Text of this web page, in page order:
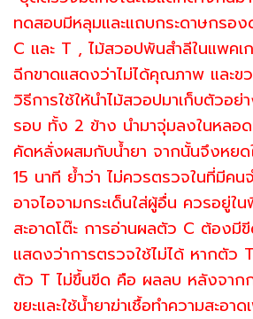
ทดสอบมีหลุมและแถบกระดาษกรอ
C และ T , ไม้สวอปพันสำลีในแพค
ฉีกขาดแสดงว่าไม่ได้คุณภาพ และข
วิธีการใช้ให้นำไม้สวอปมาเก็บตัวอ
รอบ ทั้ง 2 ข้าง นำมาจุ่มลงในหลอ
คัดหลั่งผสมกับน้ำยา จากนั้นจึงหย
15 นาที ย้ำว่า ไม่ควรตรวจในที่มีคน
อาจไอจามกระเด็นใส่ผู้อื่น ควรอยู่ใ
สะอาดโต๊ะ การอ่านผลตัว C ต้องมี
แสดงว่าการตรวจใช้ไม่ได้ หากตั
ตัว T ไม่ขึ้นขีด คือ ผลลบ หลังจากก
ขยะและใช้น้ำยาฆ่าเชื้อทำความสะอาด